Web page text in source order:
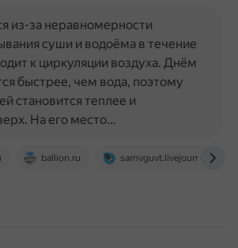
ballion.ru samvguvt.livejournal.com
из-за неравномерности
суши и водоёма в течение
к циркуляции воздуха. Днём
быстрее, чем вода, поэтому
становится теплее и
На его место…